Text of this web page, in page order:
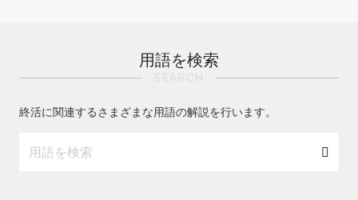
用語を検索
SEARCH
終活に関連するさまざまな用語の解説を行います。